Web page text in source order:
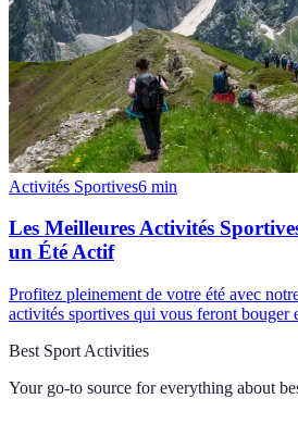
Activités Sportives6 min
Les Meilleures Activités
un Été Actif
Profitez pleinement de votre été avec
activités sportives qui vous feront bouger
Best Sport Activities
Your go-to source for everything about